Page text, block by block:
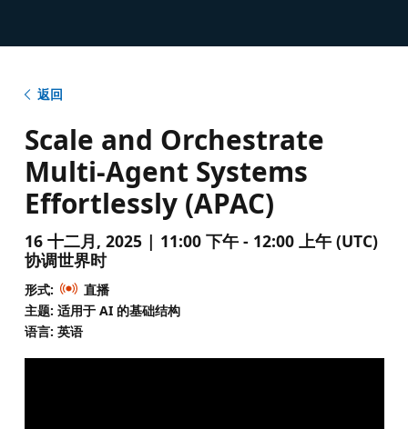
返回
Scale and Orchestrate
Multi-Agent Systems
Effortlessly (APAC)
16 十二月, 2025 | 11:00 下午 - 12:00 上午 (UTC)
协调世界时
形式:
直播
主题: 适用于 AI 的基础结构
语言: 英语